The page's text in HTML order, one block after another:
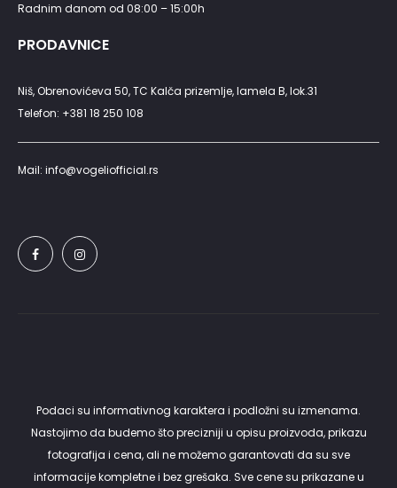
Radnim danom od 08:00 – 15:00h
PRODAVNICE
Niš, Obrenovićeva 50, TC Kalča prizemlje, lamela B, lok.31
Telefon: +381 18 250 108
Mail: info@vogeliofficial.rs
Podaci su informativnog karaktera i podložni su izmenama.
Nastojimo da budemo što precizniji u opisu proizvoda, prikazu
fotografija i cena, ali ne možemo garantovati da su sve
informacije kompletne i bez grešaka. Sve cene su prikazane u